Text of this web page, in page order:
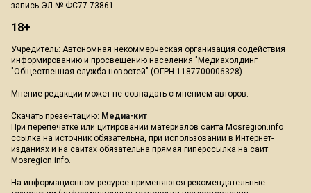
запись ЭЛ № ФС77-73861.
18+
Учредитель: Автономная некоммерческая организация содействия
информированию и просвещению населения "Медиахолдинг
"Общественная служба новостей" (ОГРН 1187700006328).
Мнение редакции может не совпадать с мнением авторов.
Скачать презентацию: Медиа-кит
При перепечатке или цитировании материалов сайта Mosregion.info
ссылка на источник обязательна, при использовании в Интернет-
изданиях и на сайтах обязательна прямая гиперссылка на сайт
Mosregion.info.
На информационном ресурсе применяются рекомендательные